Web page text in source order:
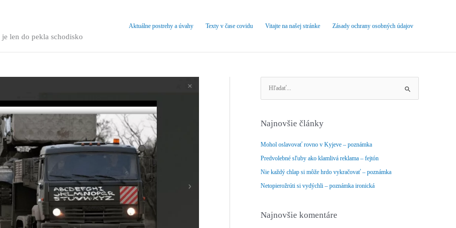
len do pekla schodisko
Aktuálne postrehy a úvahy Texty v čase covidu Vitajte na našej stránke Zásady ochrany osobných údajov
ľ
d
a
ť
Najnovšie články
Mohol oslavovať rovno v Kyjeve – poznámka
Predvolebné sľuby ako klamlivá reklama – fejtón
Nie každý chlap si môže hrdo vykračovať – poznámka
Netopierožrúti si vydýchli – poznámka ironická
Najnovšie komentáre